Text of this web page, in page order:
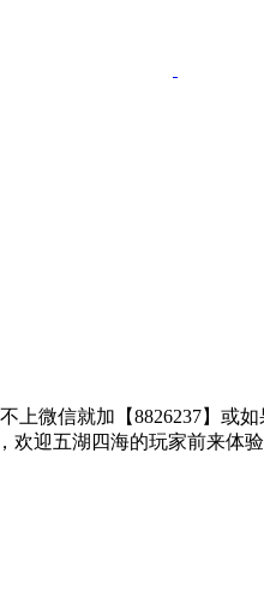
上微信就加【8826237】或
迎五湖四海的玩家前来体